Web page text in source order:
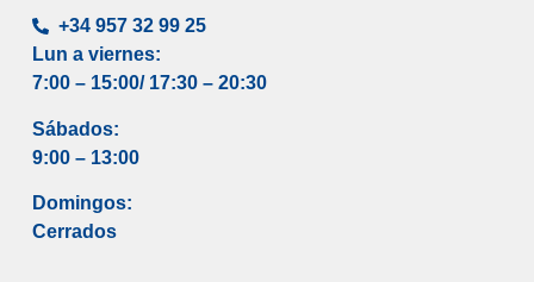
+34 957 32 99 25
Lun a viernes:
7:00 – 15:00/ 17:30 – 20:30
Sábados:
9:00 – 13:00
Domingos:
Cerrados